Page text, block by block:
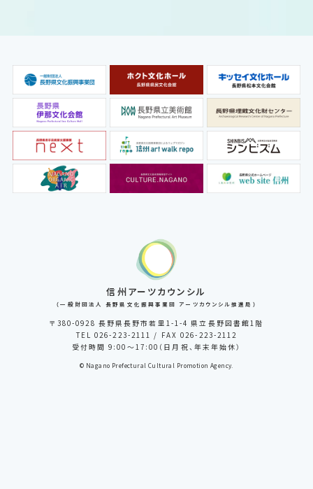
信州アーツカウンシル
（一般財団法人 長野県文化振興事業団 アーツカウンシル推進局）
〒380-0928 長野県長野市若里1-1-4 県立長野図書館1階
TEL 026-223-2111 / FAX 026-223-2112
受付時間 9:00～17:00（日月祝、年末年始休）
© Nagano Prefectural Cultural Promotion Agency.